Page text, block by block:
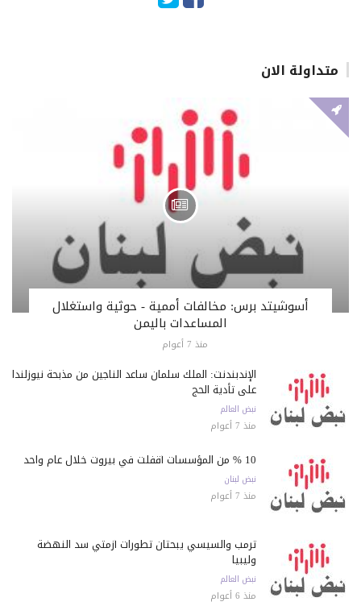
متداولة الان
أسوشيتد برس: مخالفات أممية - حوثية واستغلال
المساعدات باليمن
منذ 7 أعوام
الإندبندنت: الملك سلمان ساعد الناجين من مذبحة نيوزلندا
على تأدية الحج
نبض العالم
منذ 7 أعوام
10 % من المؤسسات أقفلت في بيروت خلال عام واحد
نبض لبنان
منذ 7 أعوام
ترمب والسيسي يبحثان تطورات أزمتي سد النهضة
وليبيا
نبض العالم
منذ 6 أعوام